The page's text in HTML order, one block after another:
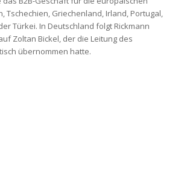
Tschechien, Griechenland, Irland, Portugal,
Türkei. In Deutschland folgt Rickmann
Zoltan Bickel, der die Leitung des
übernommen hatte.